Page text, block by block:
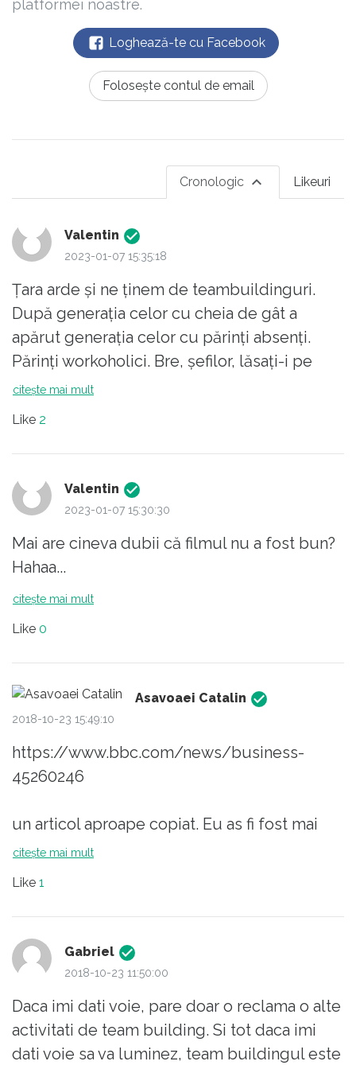
platformei noastre.
Loghează-te cu Facebook
Folosește contul de email
Likeuri
Cronologic
Valentin
2023-01-07 15:35:18
Țara arde și ne ținem de teambuildinguri.
După generația celor cu cheia de gât a
apărut generația celor cu părinți absenți.
Părinți workoholici. Bre, șefilor, lăsați-i pe
bieții oameni să facă teambuilding cu
citește mai mult
Like 2
Valentin
2023-01-07 15:30:30
Mai are cineva dubii că filmul nu a fost bun?
Hahaa...
citește mai mult
Like 0
Asavoaei Catalin
2018-10-23 15:49:10
https://www.bbc.com/news/business-
45260246
un articol aproape copiat. Eu as fi fost mai
atent in ceea ce priveste precizarea surselor
citește mai mult
Like 1
Gabriel
2018-10-23 11:50:00
Daca imi dati voie, pare doar o reclama o alte
activitati de team building. Si tot daca imi
dati voie sa va luminez, team buildingul este